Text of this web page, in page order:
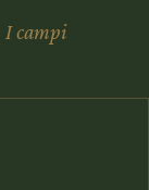
I campi